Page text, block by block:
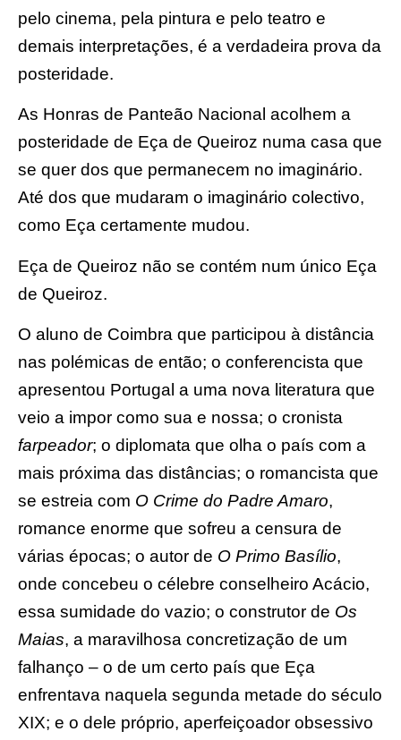
pelo cinema, pela pintura e pelo teatro e
demais interpretações, é a verdadeira prova da
posteridade.
As Honras de Panteão Nacional acolhem a
posteridade de Eça de Queiroz numa casa que
se quer dos que permanecem no imaginário.
Até dos que mudaram o imaginário colectivo,
como Eça certamente mudou.
Eça de Queiroz não se contém num único Eça
de Queiroz.
O aluno de Coimbra que participou à distância
nas polémicas de então; o conferencista que
apresentou Portugal a uma nova literatura que
veio a impor como sua e nossa; o cronista
farpeador; o diplomata que olha o país com a
mais próxima das distâncias; o romancista que
se estreia com O Crime do Padre Amaro,
romance enorme que sofreu a censura de
várias épocas; o autor de O Primo Basílio,
onde concebeu o célebre conselheiro Acácio,
essa sumidade do vazio; o construtor de Os
Maias, a maravilhosa concretização de um
falhanço – o de um certo país que Eça
enfrentava naquela segunda metade do século
XIX; e o dele próprio, aperfeiçoador obsessivo